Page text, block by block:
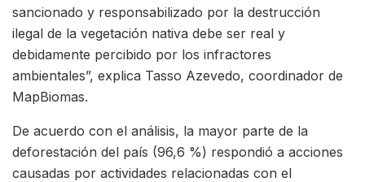
sancionado y responsabilizado por la destrucción
ilegal de la vegetación nativa debe ser real y
debidamente percibido por los infractores
ambientales”, explica Tasso Azevedo, coordinador de
MapBiomas.
De acuerdo con el análisis, la mayor parte de la
deforestación del país (96,6 %) respondió a acciones
causadas por actividades relacionadas con el